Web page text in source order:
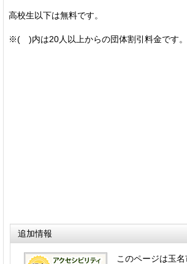
高校生以下は無料です。
※( )内は20人以上からの団体割引料金です。
追加情報
このページは玉